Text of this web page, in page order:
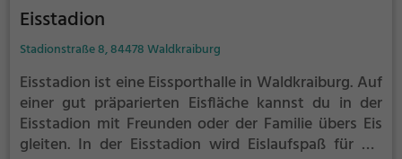
Eisstadion
Stadionstraße 8, 84478 Waldkraiburg
Eisstadion ist eine Eissporthalle in Waldkraiburg. Auf
einer gut präparierten Eisfläche kannst du in der
Eisstadion mit Freunden oder der Familie übers Eis
gleiten. In der Eisstadion wird Eislaufspaß für die